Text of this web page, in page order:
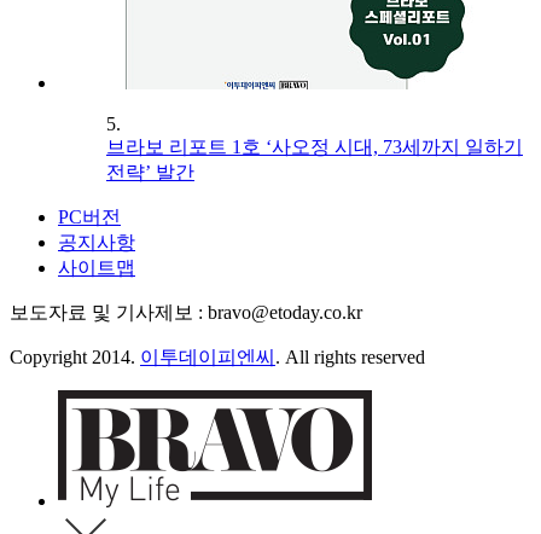
5.
브라보 리포트 1호 ‘사오정 시대, 73세까지 일하기
전략’ 발간
PC버전
공지사항
사이트맵
보도자료 및 기사제보 : bravo@etoday.co.kr
Copyright 2014. 이투데이피엔씨 . All rights reserved